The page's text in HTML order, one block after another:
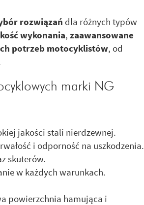
rozwiązań dla różnych typów
wykonania, zaawansowane
potrzeb motocyklistów, od
marki NG
jakości stali nierdzewnej.
i odporność na uszkodzenia.
skuterów.
w każdych warunkach.
powierzchnia hamująca i